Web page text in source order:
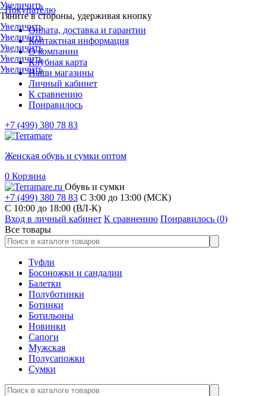
Покупателю
Оплата, доставка и гарантии
Контактная информация
О компании
Клубная карта
Наши магазины
Личный кабинет
К сравнению
Понравилось
+7 (499) 380 78 83
Женская обувь и сумки оптом
0 Корзина
Обувь и сумки
+7 (499) 380 78 83 С 3:00 до 13:00 (МСК)
C 10:00 до 18:00 (ВЛ-К)
Вход в личный кабинет К сравнению Понравилось (0)
Все товары
Туфли
Босоножки и сандалии
Балетки
Полуботинки
Ботинки
Ботильоны
Новинки
Сапоги
Мужская
Полусапожки
Сумки
Увеличить
Тяните в стороны, удерживая кнопку
Увеличить
Увеличить
Увеличить
Увеличить
Увеличить